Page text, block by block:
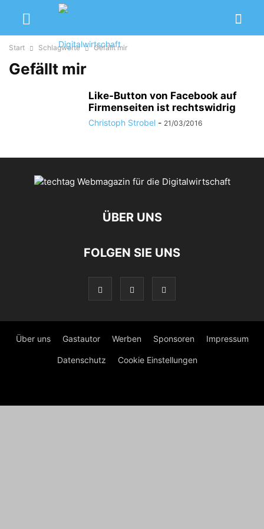
Start Schlagworte Gefällt mir
Gefällt mir
Like-Button von Facebook auf
Firmenseiten ist rechtswidrig
Christoph Strobel - 21/03/2016
ÜBER UNS
FOLGEN SIE UNS
Über uns Gastautor Werben Sponsoren Impressum
Datenschutz Cookie Einstellungen